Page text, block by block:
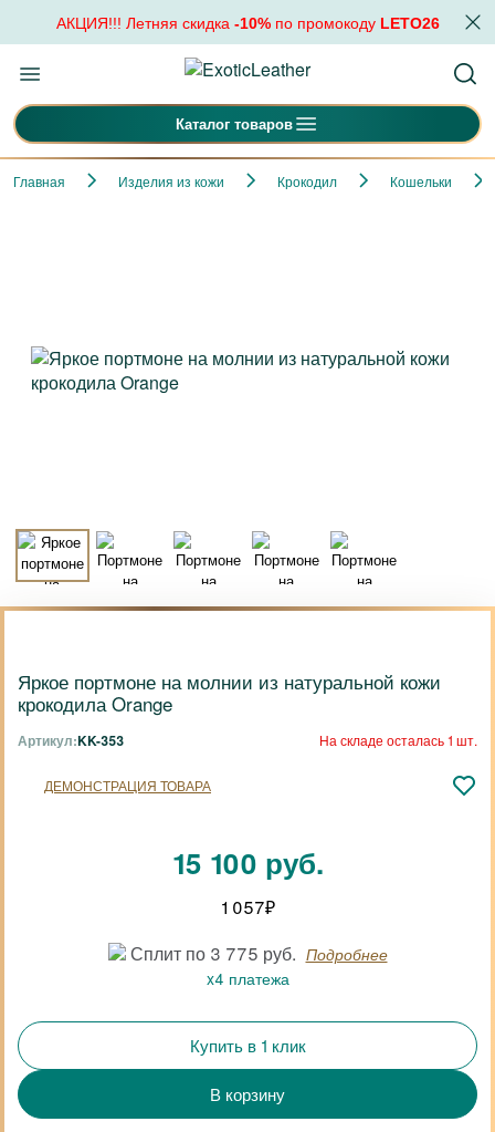
АКЦИЯ!!! Летняя скидка -10%по промокоду LETO26
Каталог товаров
Главная Изделия из кожи Крокодил Кошельки
Яркое портмоне на молнии из натуральной кожи
крокодила Orange
Артикул:KK-353 На складе осталась 1 шт.
ДЕМОНСТРАЦИЯ ТОВАРА
15 100 руб.
1 057₽
Сплит по 3 775 руб. Подробнее
x4 платежа
Купить в 1 клик